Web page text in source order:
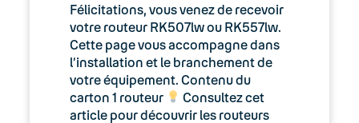
Keyyo Visio : Retrouvez le
lien de votre salle dans le
CallPad
Le compte utilisateur Keyyo
Félicitations, vous venez de recevoir
votre routeur RK507lw ou RK557lw.
Cette page vous accompagne dans
l’installation et le branchement de
votre équipement. Contenu du
carton 1 routeur
Consultez cet
article pour découvrir les routeurs